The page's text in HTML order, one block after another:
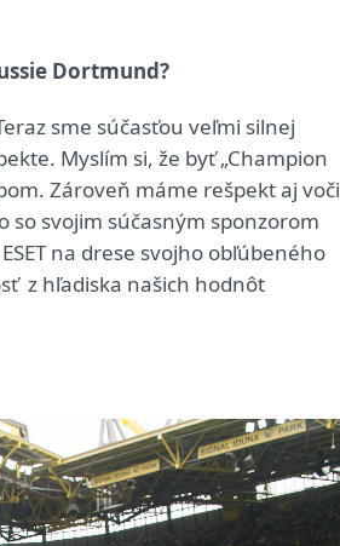
Dortmund?
sme súčasťou veľmi silnej
Myslím si, že byť „Champion
Zároveň máme rešpekt aj voči
svojim súčasným sponzorom
na drese svojho obľúbeného
z hľadiska našich hodnôt